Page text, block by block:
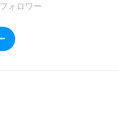
フォロワー